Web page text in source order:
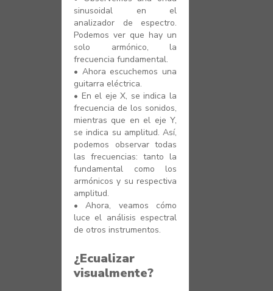
sinusoidal en el
analizador de espectro.
Podemos ver que hay un
solo armónico, la
frecuencia fundamental.
• Ahora escuchemos una
guitarra eléctrica.
• En el eje X, se indica la
frecuencia de los sonidos,
mientras que en el eje Y,
se indica su amplitud. Así,
podemos observar todas
las frecuencias: tanto la
fundamental como los
armónicos y su respectiva
amplitud.
•
Ahora, veamos cómo
luce el análisis espectral
de otros instrumentos.
¿Ecualizar
visualmente?